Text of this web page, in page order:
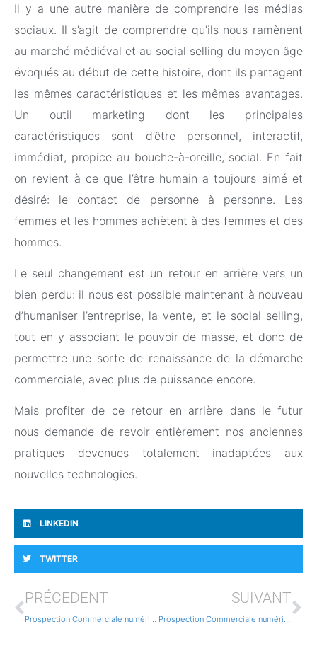
Il y a une autre manière de comprendre les médias
sociaux. Il s’agit de comprendre qu’ils nous ramènent
au marché médiéval et au social selling du moyen âge
évoqués au début de cette histoire, dont ils partagent
les mêmes caractéristiques et les mêmes avantages.
Un outil marketing dont les principales
caractéristiques sont d’être personnel, interactif,
immédiat, propice au bouche-à-oreille, social. En fait
on revient à ce que l’être humain a toujours aimé et
désiré: le contact de personne à personne. Les
femmes et les hommes achètent à des femmes et des
hommes.
Le seul changement est un retour en arrière vers un
bien perdu: il nous est possible maintenant à nouveau
d’humaniser l’entreprise, la vente, et le social selling,
tout en y associant le pouvoir de masse, et donc de
permettre une sorte de renaissance de la démarche
commerciale, avec plus de puissance encore.
Mais profiter de ce retour en arrière dans le futur
nous demande de revoir entièrement nos anciennes
pratiques devenues totalement inadaptées aux
nouvelles technologies.
LINKEDIN
TWITTER
PRÉCEDENT
Prospection Commerciale numérique : axiome 5/8
SUIVANT
Prospection Commerciale numérique : axiome 6/8